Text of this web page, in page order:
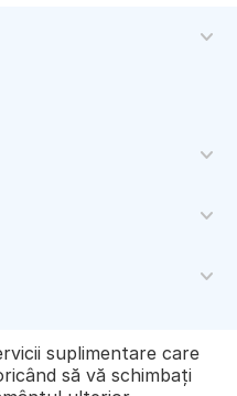
suplimentare care
să vă schimbați